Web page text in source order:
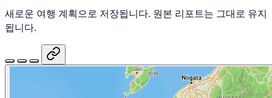
새로운 여행 계획으로 저장됩니다. 원본 리포트는 그대로 유지
됩니다.